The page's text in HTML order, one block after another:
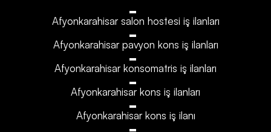
Afyonkarahisar‎‎‎‎ salon hostesi iş ilanları
Afyonkarahisar‎‎‎‎ pavyon kons iş ilanları
Afyonkarahisar‎‎‎‎ konsomatris iş ilanları
Afyonkarahisar‎‎‎‎ kons iş ilanları
Afyonkarahisar‎‎‎‎ kons iş ilanı